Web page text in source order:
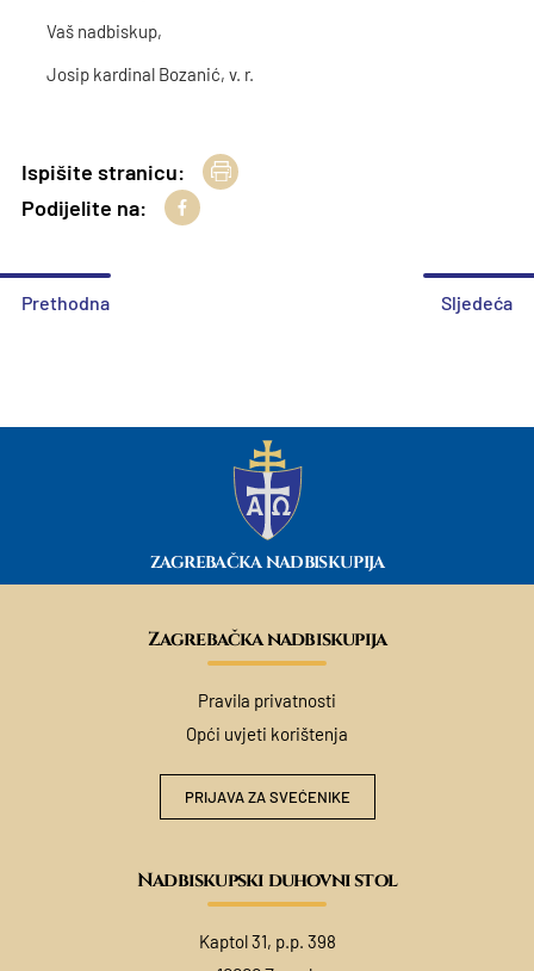
Vaš nadbiskup,
Josip kardinal Bozanić, v. r.
Ispišite stranicu:
Podijelite na:
Prethodna Sljedeća
ZAGREBAČKA NADBISKUPIJA
Zagrebačka nadbiskupija
Pravila privatnosti
Opći uvjeti korištenja
PRIJAVA ZA SVEĆENIKE
Nadbiskupski duhovni stol
Kaptol 31, p.p. 398